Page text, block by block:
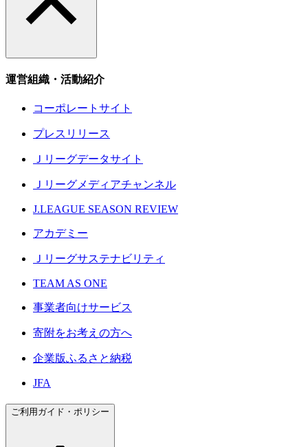
運営組織・活動紹介
コーポレートサイト
プレスリリース
Ｊリーグデータサイト
Ｊリーグメディアチャンネル
J.LEAGUE SEASON REVIEW
アカデミー
Ｊリーグサステナビリティ
TEAM AS ONE
事業者向けサービス
寄附をお考えの方へ
企業版ふるさと納税
JFA
ご利用ガイド・ポリシー